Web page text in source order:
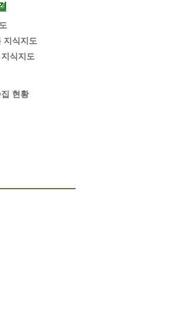
지식지도
식지도
현황